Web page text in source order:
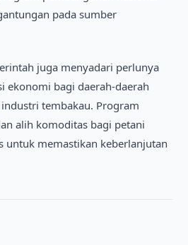
pada sumber
juga menyadari perlunya
ekonomi bagi daerah-daerah
tembakau. Program
alih komoditas bagi petani
untuk memastikan keberlanjutan